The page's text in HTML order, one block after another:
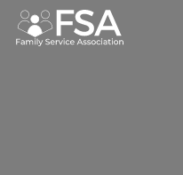
网站导航